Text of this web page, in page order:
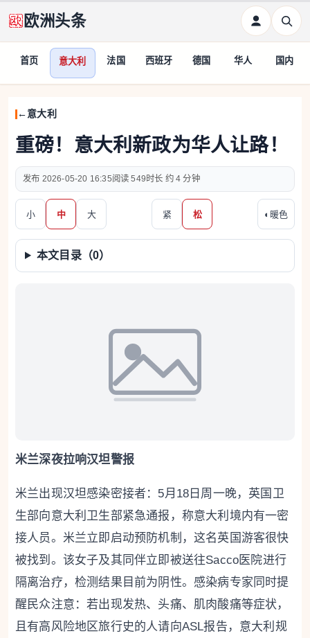
欧洲头条
首页 意大利 法国 西班牙 德国 华人 国内
意大利
重磅！意大利新政为华人让路！
2026-05-20 16:35 549 约 4 分钟
小 中 大 紧 松 ◐ 暖色
本文目录（0）
米兰深夜拉响汉坦警报
米兰出现汉坦感染密接者：5月18日周一晚，英国卫
生部向意大利卫生部紧急通报，称意大利境内有一密
接人员。米兰立即启动预防机制，这名英国游客很快
被找到。该女子及其同伴立即被送往Sacco医院进行
隔离治疗，检测结果目前为阴性。感染病专家同时提
醒民众注意：若出现发热、头痛、肌肉酸痛等症状，
且有高风险地区旅行史的人请向ASL报告，意大利规